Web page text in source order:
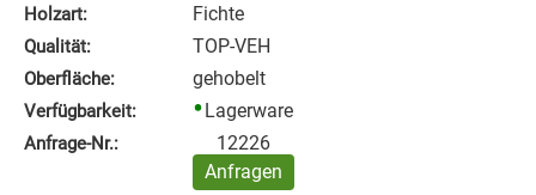
Holzart: Fichte
Qualität: TOP-VEH
Oberfläche: gehobelt
Verfügbarkeit: Lagerware
Anfrage‑Nr.:
12226
Anfragen